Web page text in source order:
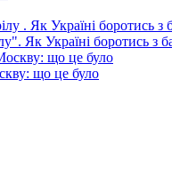
Як Україні боротись з
що це було